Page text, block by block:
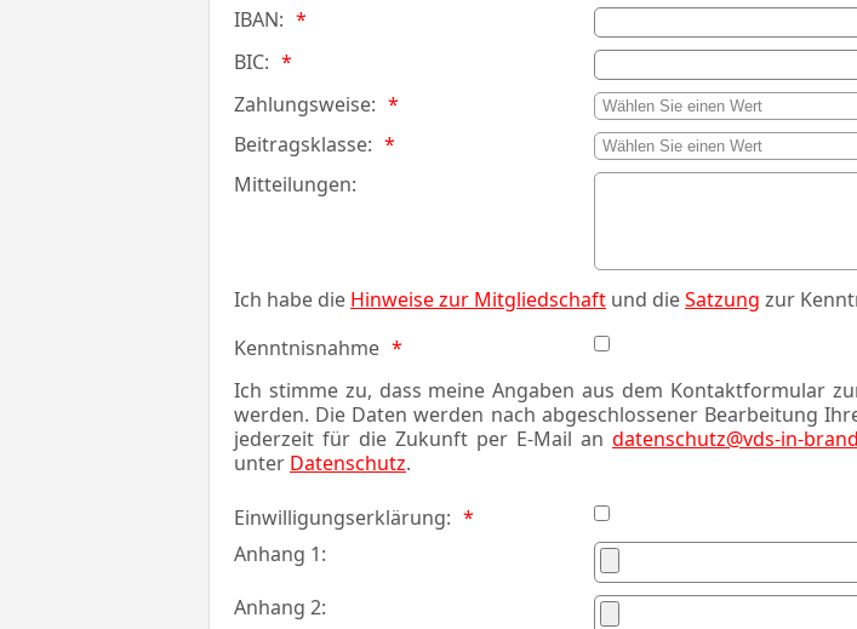
IBAN:
BIC:
Zahlungsweise:
Beitragsklasse:
Mitteilungen:
Ich habe die Hinweise zur Mitgliedschaft und dieSatzung zur
Kenntnisnahme
Ich stimme zu, dass meine Angaben aus dem Kontaktformular
werden. Die Daten werden nach abgeschlossener Bearbeitung
jederzeit für die Zukunft per E-Mail an datenschutz@vds-in-
unter Datenschutz.
Einwilligungserklärung:
Anhang 1:
Anhang 2: